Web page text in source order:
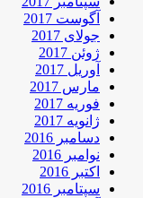
آگوست 2017
جولای 2017
ژوئن 2017
آوریل 2017
مارس 2017
فوریه 2017
ژانویه 2017
دسامبر 2016
نوامبر 2016
اکتبر 2016
سپتامبر 2016